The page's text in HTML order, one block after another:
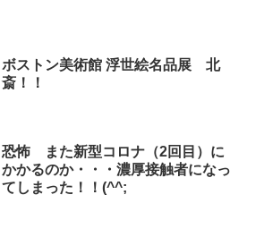
ボストン美術館 浮世絵名品展 北
斎！！
恐怖 また新型コロナ（2回目）に
かかるのか・・・濃厚接触者になっ
てしまった！！(^^;